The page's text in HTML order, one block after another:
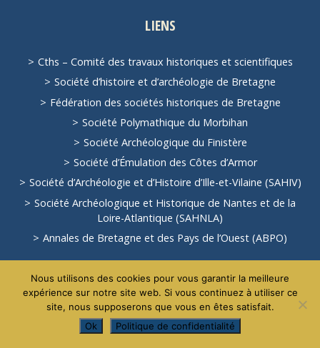
LIENS
Cths – Comité des travaux historiques et scientifiques
Société d’histoire et d’archéologie de Bretagne
Fédération des sociétés historiques de Bretagne
Société Polymathique du Morbihan
Société Archéologique du Finistère
Société d’Émulation des Côtes d’Armor
Société d’Archéologie et d’Histoire d’Ille-et-Vilaine (SAHIV)
Société Archéologique et Historique de Nantes et de la
Loire-Atlantique (SAHNLA)
Annales de Bretagne et des Pays de l’Ouest (ABPO)
© 2026 Association Bretonne. Tous droits réservés.
légales &Politique de confidentialité
Nous utilisons des cookies pour vous garantir la meilleure
expérience sur notre site web. Si vous continuez à utiliser ce
site, nous supposerons que vous en êtes satisfait.
Ok
Politique de confidentialité